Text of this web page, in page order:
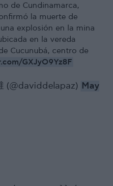
de Cundinamarca,
la muerte de
explosión en la mina
en la vereda
Cucunubá, centro de
GXJyO9Yz8F
(@daviddelapaz) May